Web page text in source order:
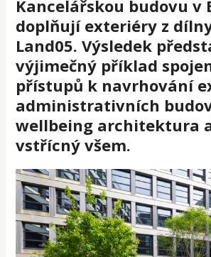
Kancelářskou budovu v
doplňují exteriéry z
Land05. Výsledek
výjimečný příklad
přístupů k navrhování
administrativních
wellbeing architektura
vstřícný všem.